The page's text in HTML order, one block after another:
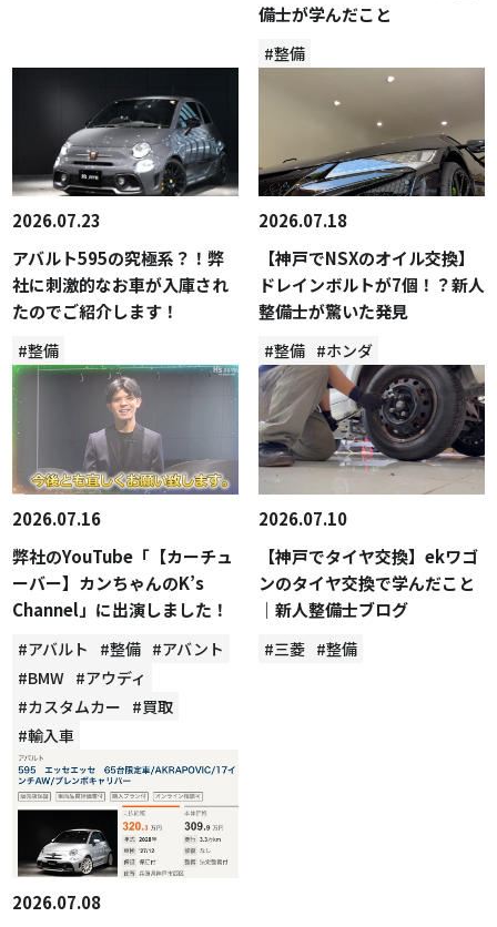
備士が学んだこと
#整備
2026.07.23
アバルト595の究極系？！弊
社に刺激的なお車が入庫され
たのでご紹介します！
#整備
2026.07.18
【神戸でNSXのオイル交換】
ドレインボルトが7個！？新人
整備士が驚いた発見
#整備 #ホンダ
2026.07.16
弊社のYouTube「【カーチュ
ーバー】カンちゃんのK’s
Channel」に出演しました！
#アバルト #整備 #アバント
#BMW #アウディ
#カスタムカー #買取
#輸入車
2026.07.10
【神戸でタイヤ交換】ekワゴ
ンのタイヤ交換で学んだこと
｜新人整備士ブログ
#三菱 #整備
2026.07.08